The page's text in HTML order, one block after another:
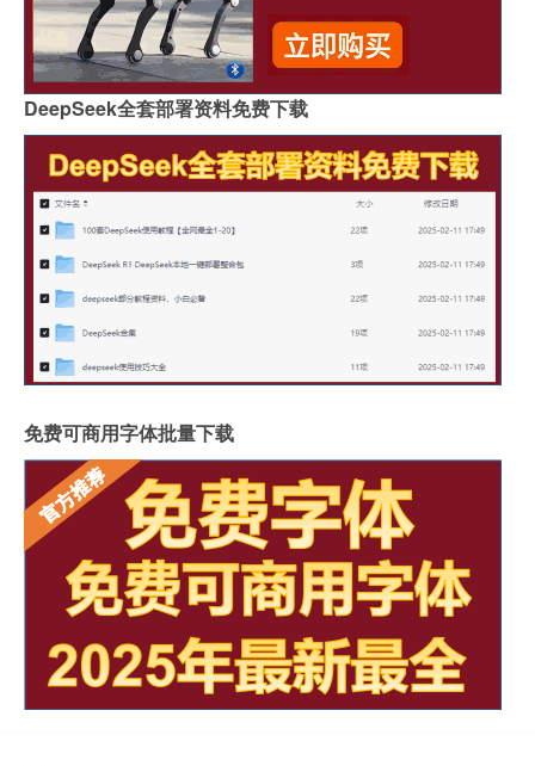
DeepSeek全套部署资料免费下载
免费可商用字体批量下载